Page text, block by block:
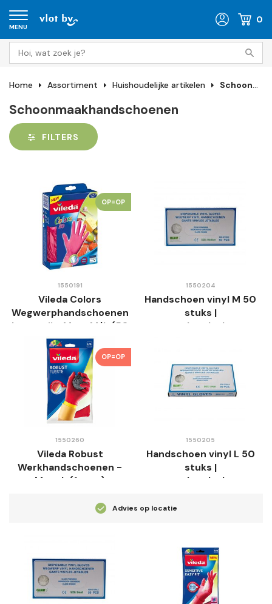
MENU
0
Home Assortiment Huishoudelijke artikelen Schoonmaakhandschoenen
Schoonmaakhandschoenen
FILTERS
OP=OP
1550191
Vileda Colors
Wegwerphandschoenen
Latexvrij - Maat M/L (50
stuks)
1550204
Handschoen vinyl M 50
stuks |
wegwerphandschoenen
OP=OP
1550260
Vileda Robust
Werkhandschoenen -
Maat L (1 paar)
1550205
Handschoen vinyl L 50
stuks |
wegwerphandschoenen
Advies op locatie